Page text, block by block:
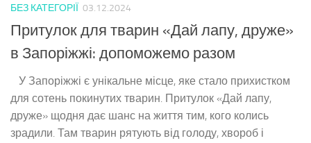
БЕЗ КАТЕГОРІЇ 03.12.2024
Притулок для тварин «Дай лапу, друже»
в Запоріжжі: допоможемо разом
У Запоріжжі є унікальне місце, яке стало прихистком
для сотень покинутих тварин. Притулок «Дай лапу,
друже» щодня дає шанс на життя тим, кого колись
зрадили. Там тварин рятують від голоду, хвороб і